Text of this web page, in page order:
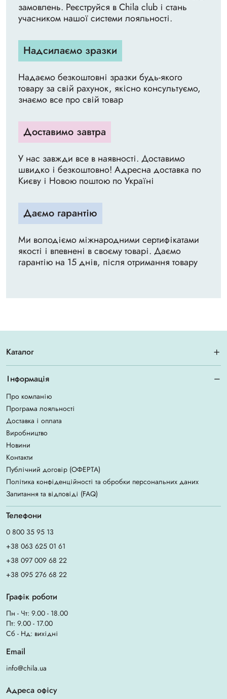
замовлень. Реєструйся в Chila club і стань
учасником нашої системи лояльності.
Надсилаємо зразки
Надаємо безкоштовні зразки будь-якого
товару за свій рахунок, якісно консультуємо,
знаємо все про свій товар
Доставимо завтра
У нас завжди все в наявності. Доставимо
швидко і безкоштовно! Адресна доставка по
Києву і Новою поштою по Україні
Даємо гарантію
Ми володіємо міжнародними сертифікатами
якості і впевнені в своєму товарі. Даємо
гарантію на 15 днів, після отримання товару
Каталог
Інформація
Про компанію
Програма лояльності
Доставка і оплата
Виробництво
Новини
Контакти
Публічний договір (ОФЕРТА)
Політика конфіденційності та обробки персональних даних
Запитання та відповіді (FAQ)
Телефони
0 800 35 95 13
+38 063 625 01 61
+38 097 009 68 22
+38 095 276 68 22
Графік роботи
Пн - Чт: 9.00 - 18.00
Пт: 9.00 - 17.00
Сб - Нд: вихідні
Email
info@chila.ua
Адреса офісу